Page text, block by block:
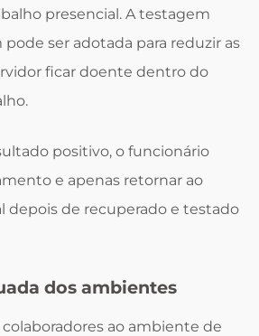
presencial. A testagem
ser adotada para reduzir as
ficar doente dentro do
positivo, o funcionário
e apenas retornar ao
depois de recuperado e testado
dos ambientes
ao ambiente de